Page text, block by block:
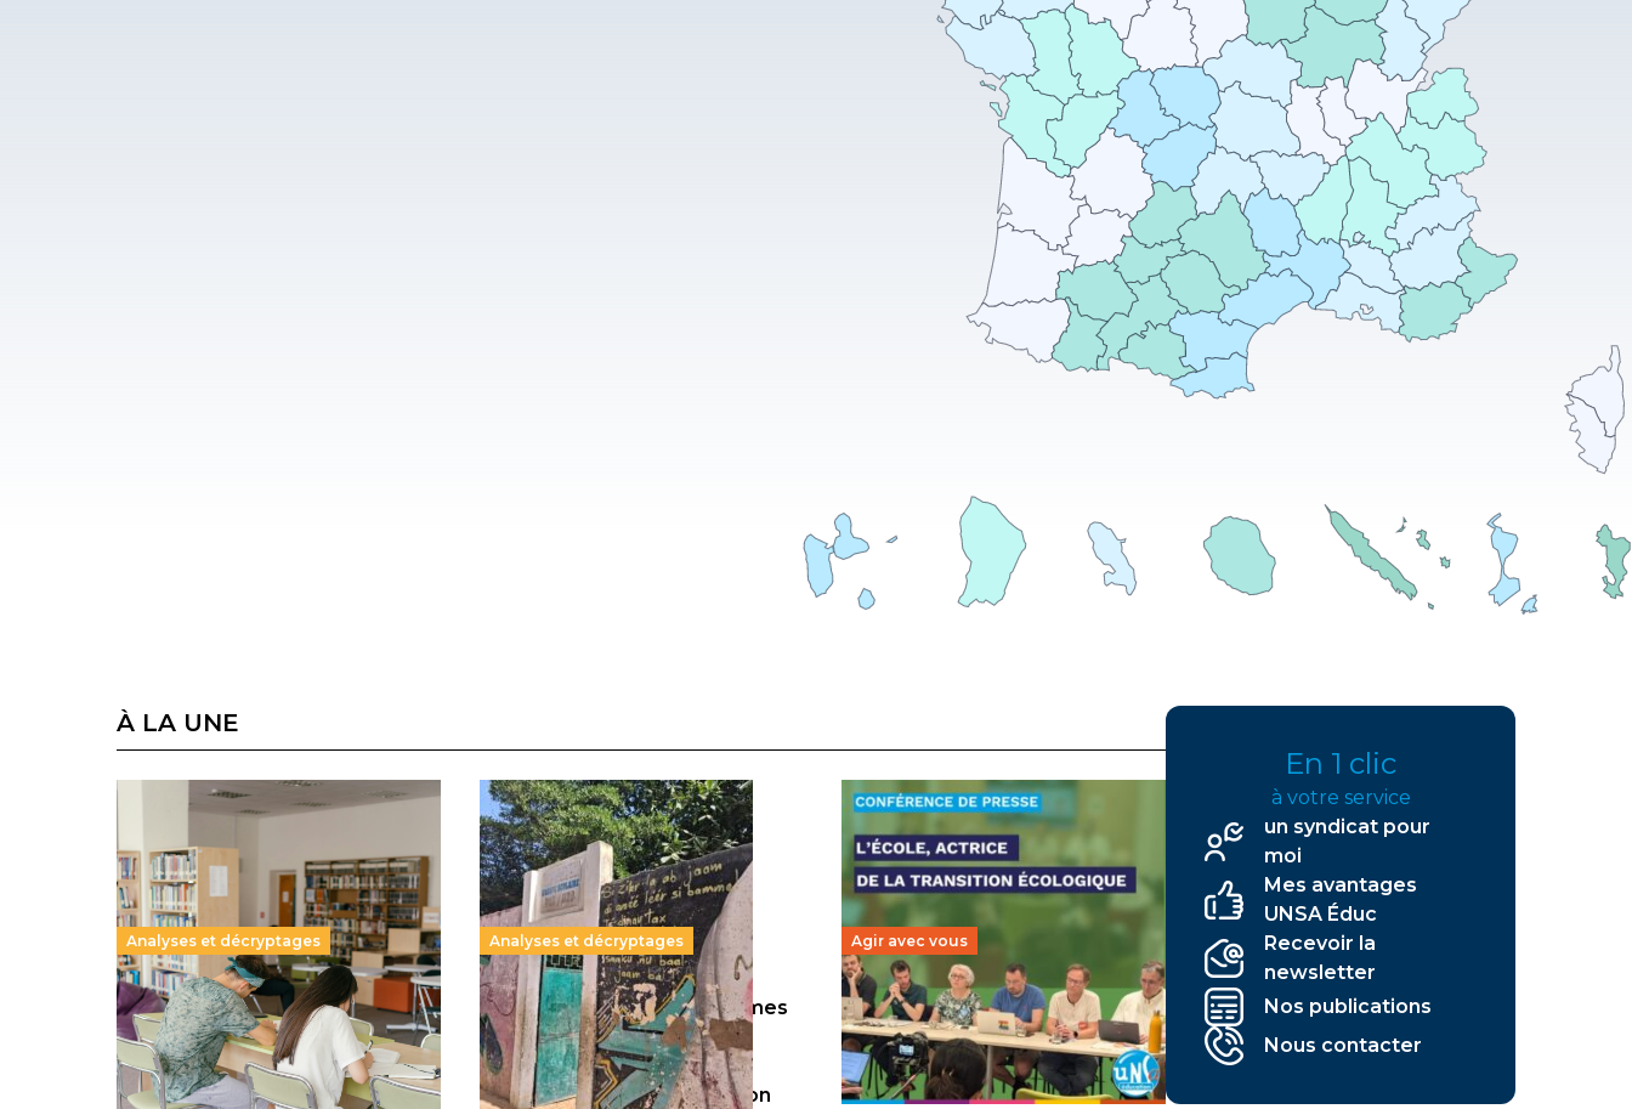
À LA UNE
Analyses et décryptages
Supérieur privé : une dérive qui
met à mal la promesse
républicaine
11 juillet 2026– National
Analyses et décryptages
258 millions d’enfants victimes
de la guerre, des chocs
climatiques et des
déplacements de population
Agir avec vous
Transition écologique de
l’éducation : l’UNSA Éducation
fait bouger les lignes
30 juin 2026–National
En 1 clic
à votre service
un syndicat pour
moi
Mes avantages
UNSA Éduc
Recevoir la
newsletter
Nos publications
Nous contacter